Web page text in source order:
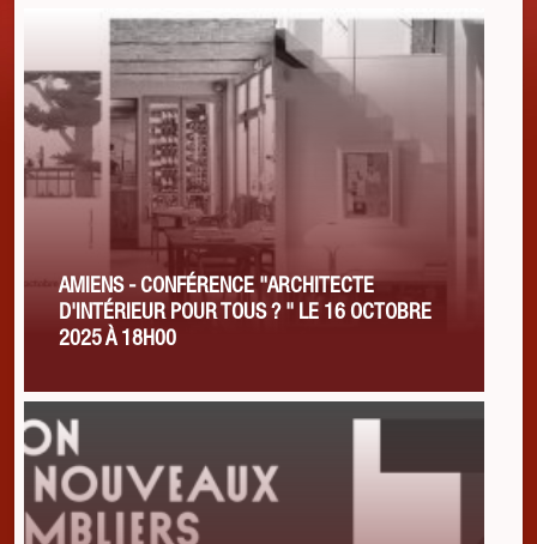
AMIENS - CONFÉRENCE "ARCHITECTE
D'INTÉRIEUR POUR TOUS ? " LE 16 OCTOBRE
2025 À 18H00